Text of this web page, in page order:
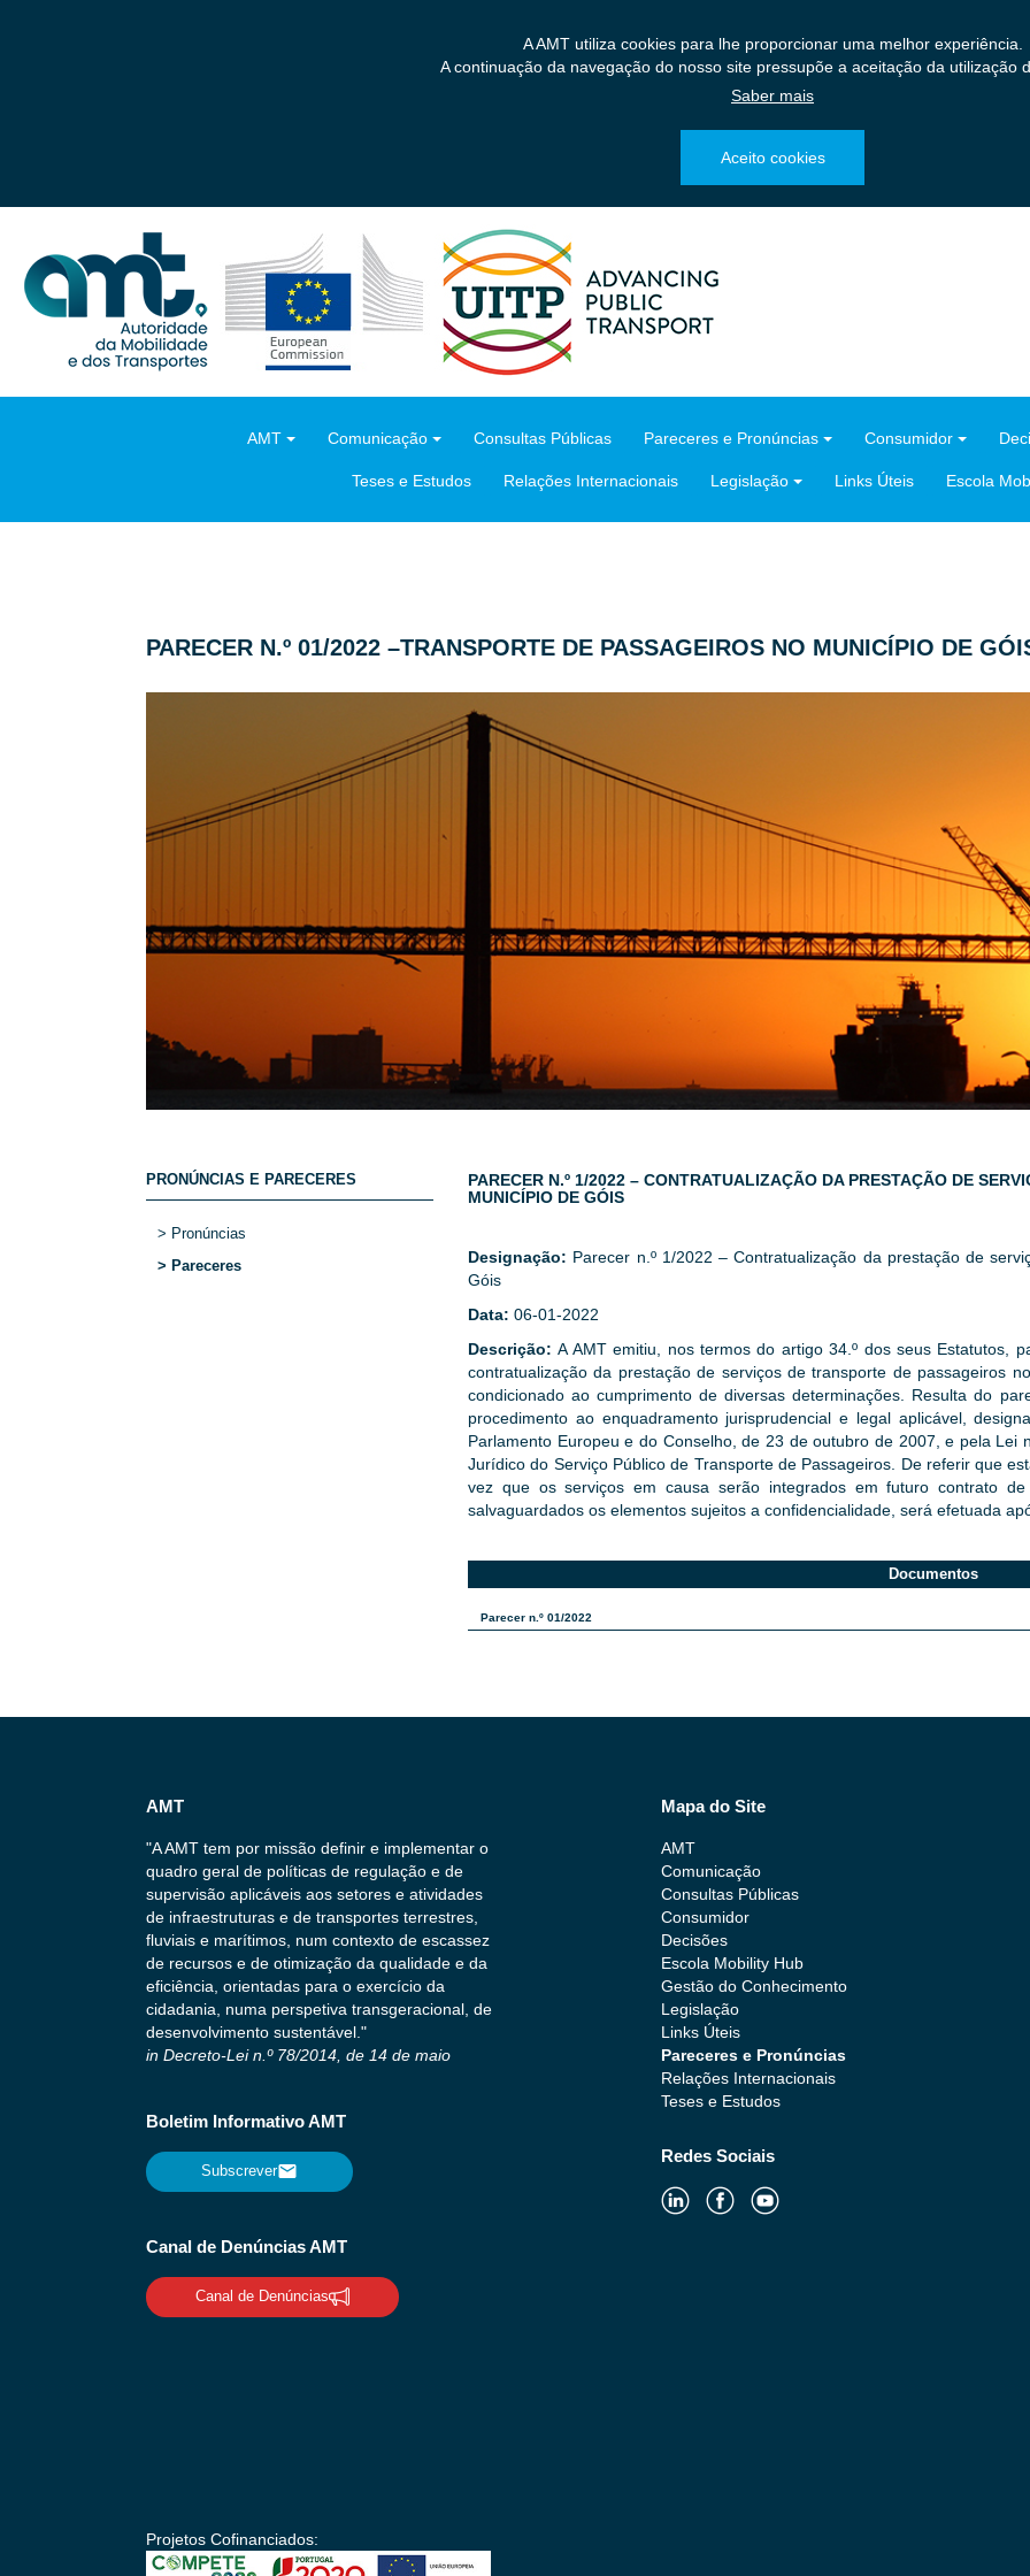
A AMT utiliza cookies para lhe proporcionar uma melhor experiência.
A continuação da navegação do nosso site pressupõe a aceitação da utilização
Saber mais
Aceito cookies
AMT Comunicação Consultas Públicas Pareceres e Pronúncias Consumidor
Teses e Estudos Relações Internacionais Legislação Links Úteis Escola
PARECER N.º 01/2022 –TRANSPORTE DE PASSAGEIROS NO MUNICÍPIO DE
PRONÚNCIAS E PARECERES
> Pronúncias
> Pareceres
PARECER N.º 1/2022 – CONTRATUALIZAÇÃO DA PRESTAÇÃO DE
MUNICÍPIO DE GÓIS
Designação: Parecer n.º 1/2022 – Contratualização da prestação de
Góis
Data: 06-01-2022
Descrição:A AMT emitiu, nos termos do artigo 34.º dos seus Estatutos,
contratualização da prestação de serviços de transporte de passageiros
condicionado ao cumprimento de diversas determinações. Resulta do
procedimento ao enquadramento jurisprudencial e legal aplicável,
Parlamento Europeu e do Conselho, de 23 de outubro de 2007, e pela Lei
Jurídico do Serviço Público de Transporte de Passageiros. De referir que
vez que os serviços em causa serão integrados em futuro contrato
salvaguardados os elementos sujeitos a confidencialidade, será efetuada
Documentos
Parecer n.º 01/2022
AMT
"A AMT tem por missão definir e implementar o
quadro geral de políticas de regulação e de
supervisão aplicáveis aos setores e atividades
de infraestruturas e de transportes terrestres,
fluviais e marítimos, num contexto de escassez
de recursos e de otimização da qualidade e da
eficiência, orientadas para o exercício da
cidadania, numa perspetiva transgeracional, de
desenvolvimento sustentável."
in Decreto-Lei n.º 78/2014, de 14 de maio
Boletim Informativo AMT
Subscrever
Canal de Denúncias AMT
Canal de Denúncias
Mapa do Site
AMT
Comunicação
Consultas Públicas
Consumidor
Decisões
Escola Mobility Hub
Gestão do Conhecimento
Legislação
Links Úteis
Pareceres e Pronúncias
Relações Internacionais
Teses e Estudos
Redes Sociais
Projetos Cofinanciados: